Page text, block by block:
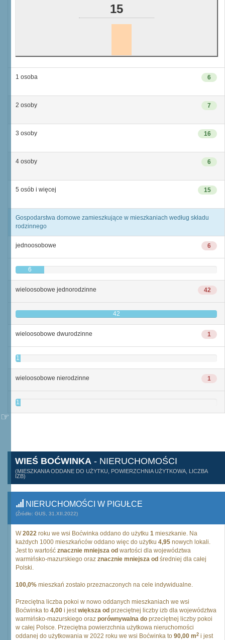
15
6
1 osoba
7
2 osoby
16
3 osoby
6
4 osoby
15
5 osób i więcej
Gospodarstwa domowe zamieszkujące w mieszkaniach według składu
rodzinnego
6
jednoosobowe
6
42
wieloosobowe jednorodzinne
42
1
wieloosobowe dwurodzinne
1
1
wieloosobowe nierodzinne
1
WIEŚ BOĆWINKA - NIERUCHOMOŚCI
(MIESZKANIA ODDANE DO UŻYTKU, POWIERZCHNIA UŻYTKOWA, LICZBA
IZB)
NIERUCHOMOŚCI W PIGUŁCE
(Źródło: GUS, 31.XII.2022)
W2022 roku we wsi Boćwinka oddano do użytku 1 mieszkanie. Na
każdych 1000 mieszkańców oddano więc do użytku 4,95 nowych lokali.
Jest to wartość znacznie mniejsza od wartości dla województwa
warmińsko-mazurskiego oraz znacznie mniejsza od średniej dla całej
Polski.
100,0% mieszkań zostało przeznaczonych na cele indywidualne.
Przeciętna liczba pokoi w nowo oddanych mieszkaniach we wsi
Boćwinka to 4,00 i jestwiększa od przeciętnej liczby izb dla województwa
warmińsko-mazurskiego oraz porównywalna do przeciętnej liczby pokoi
w całej Polsce. Przeciętna powierzchnia użytkowa nieruchomości
oddanej do użytkowania w 2022 roku we wsi Boćwinka to 90,00 m2 i jest